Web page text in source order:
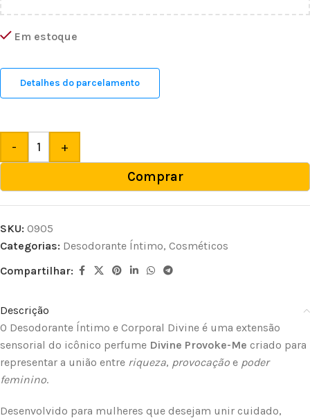
Em estoque
Detalhes do parcelamento
-
+
Comprar
SKU: 0905
Categorias: Desodorante Íntimo, Cosméticos
Compartilhar:
Descrição
O Desodorante Íntimo e Corporal Divine é uma extensão
sensorial do icônico perfume Divine Provoke-Me criado para
representar a união entre riqueza, provocação e poder
feminino.
Desenvolvido para mulheres que desejam unir cuidado,